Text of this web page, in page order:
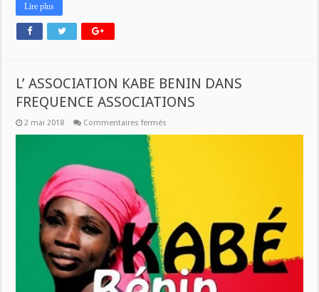
Lire plus
L’ ASSOCIATION KABE BENIN DANS
FREQUENCE ASSOCIATIONS
2 mai 2018 Commentaires fermés